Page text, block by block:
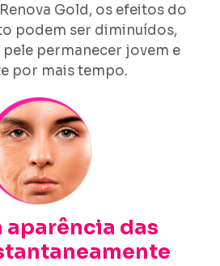
Gold, os efeitos do
podem ser diminuídos,
permanecer jovem e
por mais tempo.
aparência das